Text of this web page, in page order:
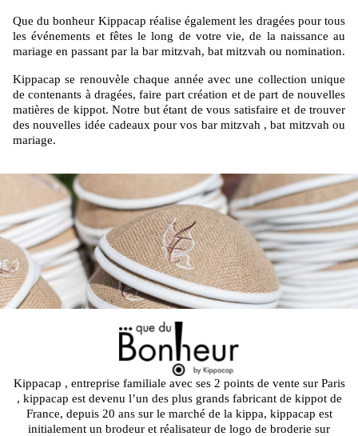
Que du bonheur Kippacap réalise également les dragées pour tous
les événements et fêtes le long de votre vie, de la naissance au
mariage en passant par la bar mitzvah, bat mitzvah ou nomination.
Kippacap se renouvèle chaque année avec une collection unique
de contenants à dragées, faire part création et de part de nouvelles
matières de kippot. Notre but étant de vous satisfaire et de trouver
des nouvelles idée cadeaux pour vos bar mitzvah , bat mitzvah ou
mariage.
Kippacap , entreprise familiale avec ses 2 points de vente sur Paris
, kippacap est devenu l’un des plus grands fabricant de kippot de
France, depuis 20 ans sur le marché de la kippa, kippacap est
initialement un brodeur et réalisateur de logo de broderie sur